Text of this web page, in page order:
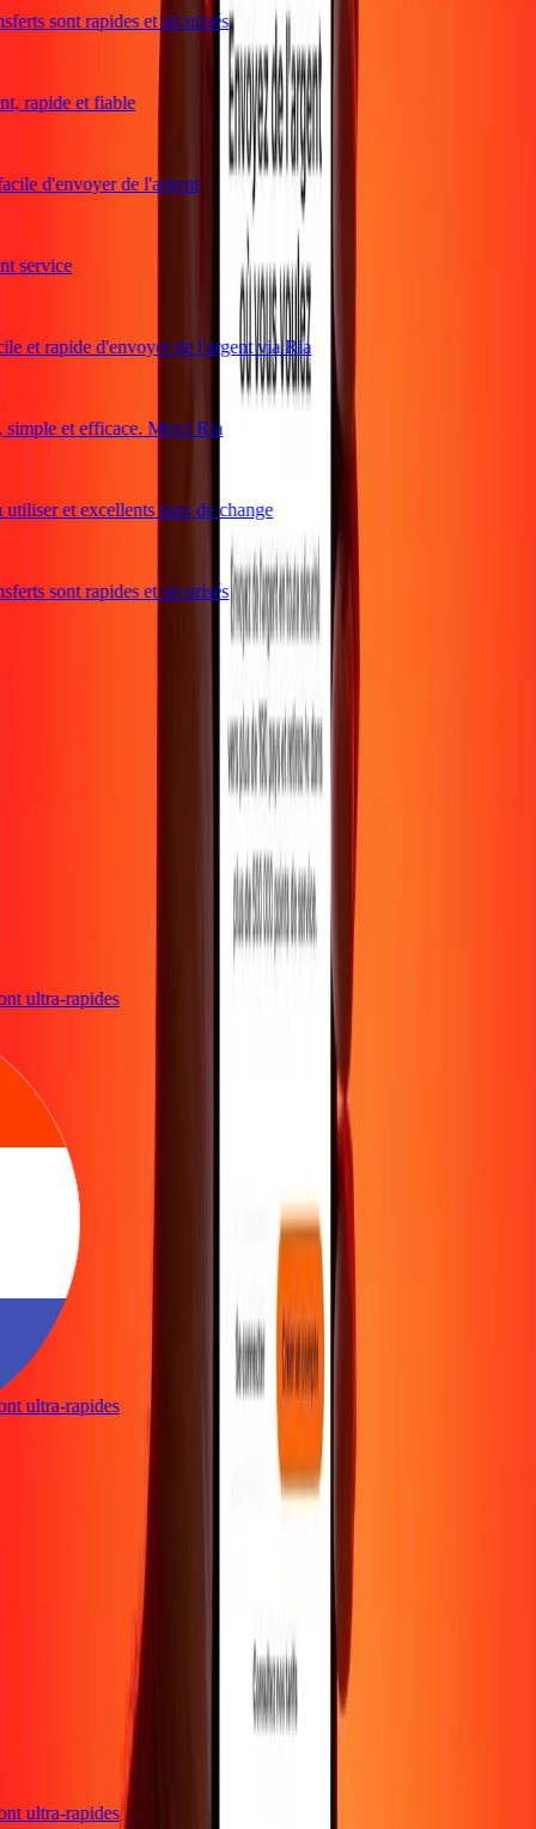
sont rapides et sécurisés
rapide et fiable
d'envoyer de l'argent
service
et rapide d'envoyer de l'argent via Ria
et efficace. Merci Ria
et excellents taux de change
sont rapides et sécurisés
ultra-rapides
ultra-rapides
ultra-rapides